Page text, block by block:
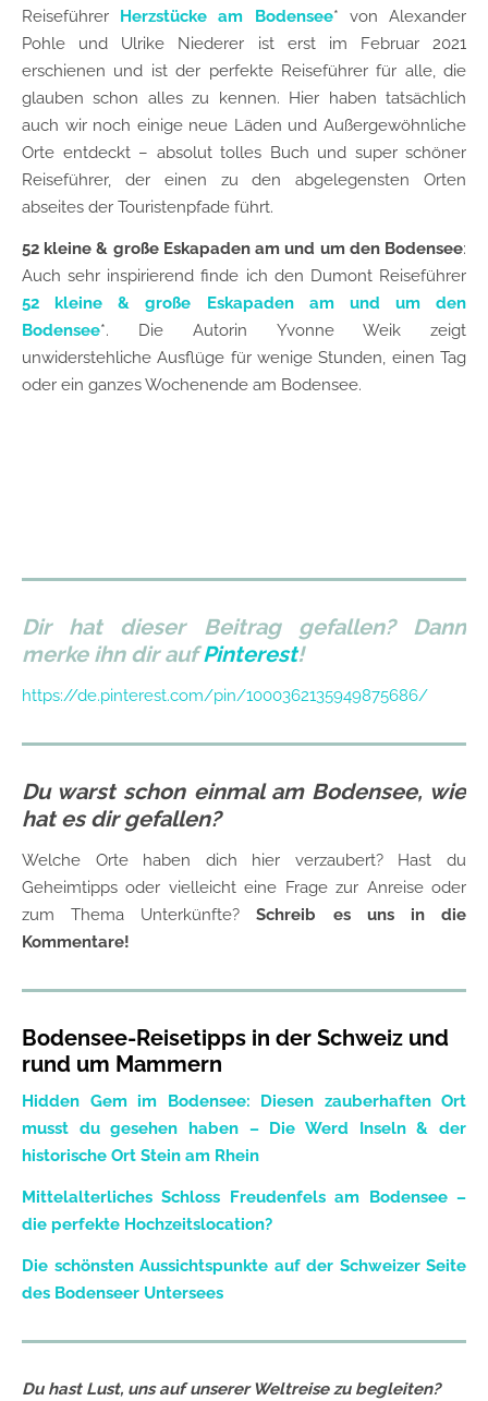
Reiseführer Herzstücke am Bodensee* von Alexander
Pohle und Ulrike Niederer ist erst im Februar 2021
erschienen und ist der perfekte Reiseführer für alle, die
glauben schon alles zu kennen. Hier haben tatsächlich
auch wir noch einige neue Läden und Außergewöhnliche
Orte entdeckt – absolut tolles Buch und super schöner
Reiseführer, der einen zu den abgelegensten Orten
abseites der Touristenpfade führt.
52 kleine & große Eskapaden am und um den Bodensee:
Auch sehr inspirierend finde ich den Dumont Reiseführer
52 kleine & große Eskapaden am und um den
Bodensee*. Die Autorin Yvonne Weik zeigt
unwiderstehliche Ausflüge für wenige Stunden, einen Tag
oder ein ganzes Wochenende am Bodensee.
Dir hat dieser Beitrag gefallen? Dann
merke ihn dir aufPinterest!
https://de.pinterest.com/pin/1000362135949875686/
Du warst schon einmal am Bodensee, wie
hat es dir gefallen?
Welche Orte haben dich hier verzaubert? Hast du
Geheimtipps oder vielleicht eine Frage zur Anreise oder
zum Thema Unterkünfte?Schreib es uns in die
Kommentare!
Bodensee-Reisetipps in der Schweiz und
rund um Mammern
Hidden Gem im Bodensee: Diesen zauberhaften Ort
musst du gesehen haben – Die Werd Inseln & der
historische Ort Stein am Rhein
Mittelalterliches Schloss Freudenfels am Bodensee –
die perfekte Hochzeitslocation?
Die schönsten Aussichtspunkte auf der Schweizer Seite
des Bodenseer Untersees
Du hast Lust, uns auf unserer Weltreise zu begleiten?